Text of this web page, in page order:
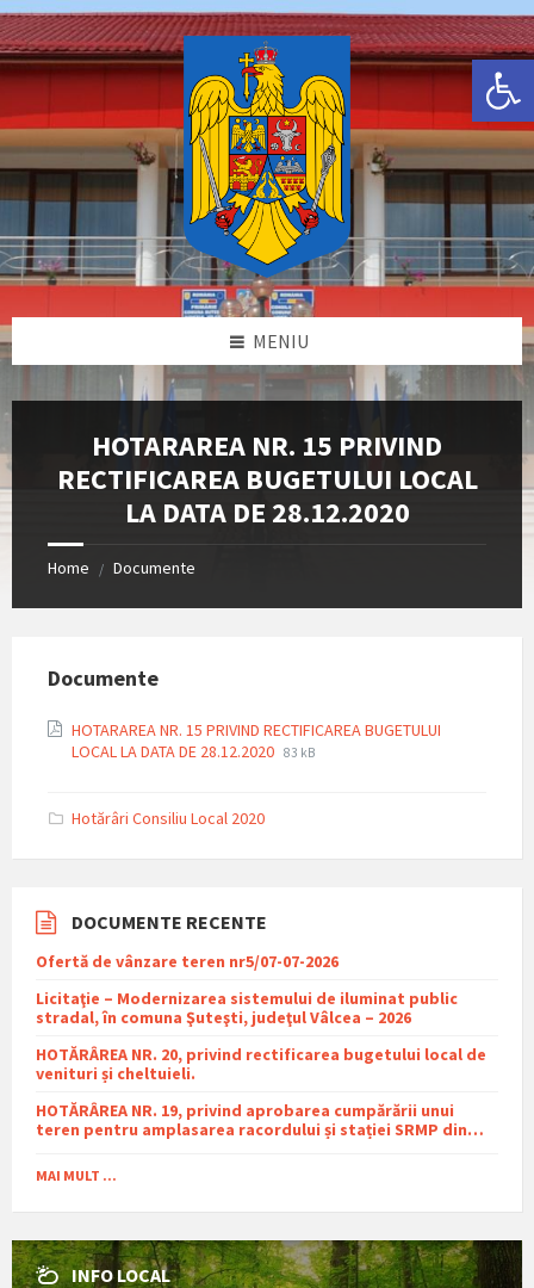
Deschide bara de unelte
Skip
to
content
Skip
to
left
sidebar
Skip
to
right
sidebar
Skip
to
footer
MENIU
HOTARAREA NR. 15 PRIVIND
RECTIFICAREA BUGETULUI LOCAL
LA DATA DE 28.12.2020
Home / Documente
Documente
HOTARAREA NR. 15 PRIVIND RECTIFICAREA BUGETULUI
LOCAL LA DATA DE 28.12.2020 File
File
83 kB
Hotărâri Consiliu Local 2020
DOCUMENTE RECENTE
Ofertă de vânzare teren nr5/07-07-2026
Licitaţie – Modernizarea sistemului de iluminat public
stradal, în comuna Şuteşti, judeţul Vâlcea – 2026
HOTĂRÂREA NR. 20, privind rectificarea bugetului local de
venituri și cheltuieli.
HOTĂRÂREA NR. 19, privind aprobarea cumpărării unui
teren pentru amplasarea racordului și stației SRMP din
comuna Sutești.
MAI MULT ...
INFO LOCAL